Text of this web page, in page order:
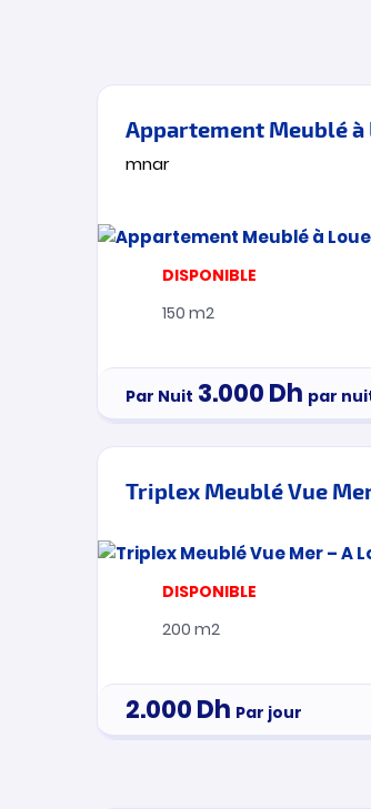
mnar
DISPONIBLE
150 m2
Par Nuit 3.000Dh par
Triplex Meublé Vue
DISPONIBLE
200 m2
2.000Dh Par jour